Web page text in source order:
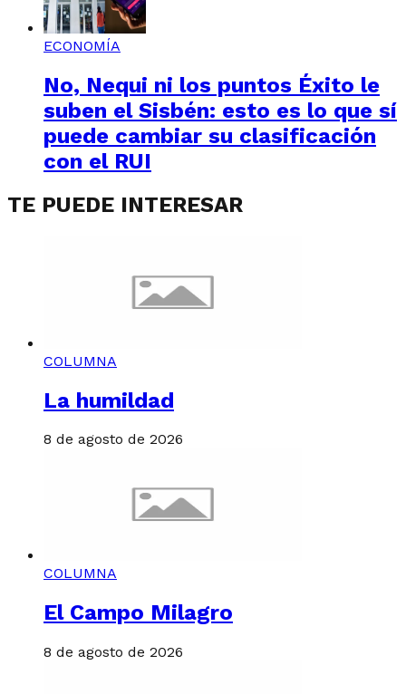
ECONOMÍA
No, Nequi ni los puntos Éxito le
suben el Sisbén: esto es lo que sí
puede cambiar su clasificación
con el RUI
TE PUEDE INTERESAR
COLUMNA
La humildad
8 de agosto de 2026
COLUMNA
El Campo Milagro
8 de agosto de 2026